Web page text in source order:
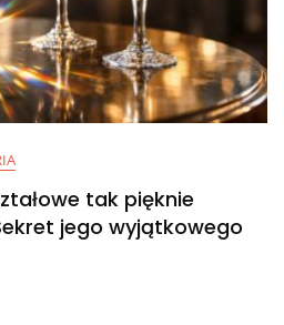
tak pięknie
jego wyjątkowego